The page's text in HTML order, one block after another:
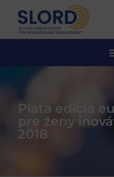
Piata edícia
pre ženy
2018